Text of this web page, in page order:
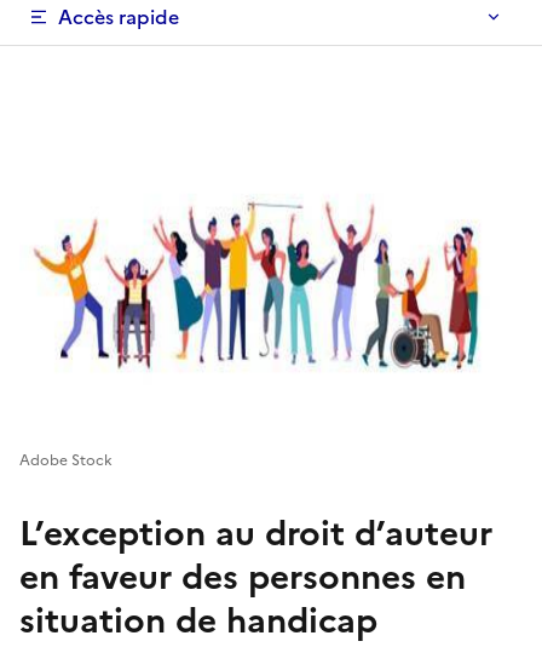
Accès rapide
Adobe Stock
L’exception au droit d’auteur
en faveur des personnes en
situation de handicap